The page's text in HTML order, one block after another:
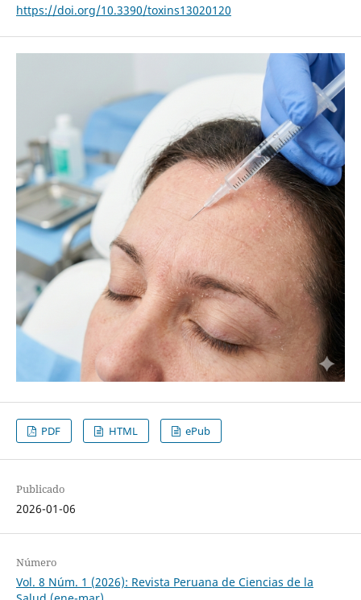
https://doi.org/10.3390/toxins13020120
PDF HTML ePub
Publicado
2026-01-06
Número
Vol. 8 Núm. 1 (2026): Revista Peruana de Ciencias de la